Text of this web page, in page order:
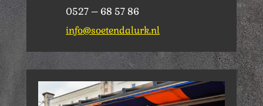
0527 – 68 57 86
info@soetendalurk.nl